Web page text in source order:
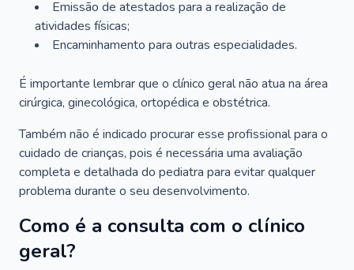
Emissão de atestados para a realização de
atividades físicas;
Encaminhamento para outras especialidades.
É importante lembrar que o clínico geral não atua na área
cirúrgica, ginecológica, ortopédica e obstétrica.
Também não é indicado procurar esse profissional para o
cuidado de crianças, pois é necessária uma avaliação
completa e detalhada do pediatra para evitar qualquer
problema durante o seu desenvolvimento.
Como é a consulta com o clínico
geral?